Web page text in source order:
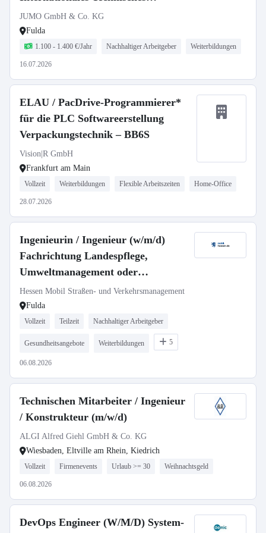
Projektmanagement
JUMO GmbH & Co. KG
Fulda
1.100 - 1.400 €/Jahr Nachhaltiger Arbeitgeber Weiterbildungen
16.07.2026
ELAU / PacDrive-Programmierer*
für die PLC Softwareerstellung
Verpackungstechnik – BB6S
Vision|R GmbH
Frankfurt am Main
Vollzeit Weiterbildungen Flexible Arbeitszeiten Home-Office
28.07.2026
Ingenieurin / Ingenieur (w/m/d)
Fachrichtung Landespflege,
Umweltmanagement oder
Landschaftsplanung
Hessen Mobil Straßen- und Verkehrsmanagement
Fulda
Vollzeit Teilzeit Nachhaltiger Arbeitgeber
Gesundheitsangebote Weiterbildungen 5
06.08.2026
Technischen Mitarbeiter / Ingenieur
/ Konstrukteur (m/w/d)
ALGI Alfred Giehl GmbH & Co. KG
Wiesbaden, Eltville am Rhein, Kiedrich
Vollzeit Firmenevents Urlaub >= 30 Weihnachtsgeld
06.08.2026
DevOps Engineer (W/M/D) System-